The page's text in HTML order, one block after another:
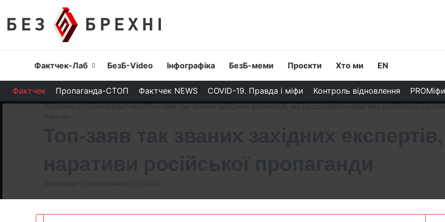
Головна
Фактчек-Лаб БезБ-Video Інфографіка БезБ-меми Проєкти Хто ми EN
Фактчек Пропаганда-СТОП Фактчек NEWS COVID-19. Правда і міфи Контроль відновлення PROМіфи
Головна сторінка/Фактчек/Топ-заяв так званих західних експертів, які просувають наративи російської